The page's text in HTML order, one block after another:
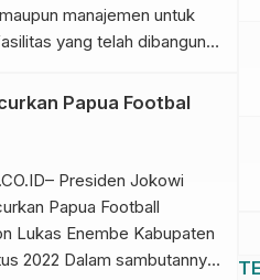
manajemen untuk
yang telah dibangun
disampaikan oleh
saat meresmikan
di Desa Samber dan
Papua, Kamis […]
Papua Footbal
Presiden Jokowi
Papua Football
Lukas Enembe Kabupaten
2022 Dalam sambutannya,